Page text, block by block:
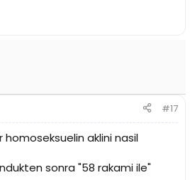
#17
homoseksuelin aklini nasil
sonra "58 rakami ile"